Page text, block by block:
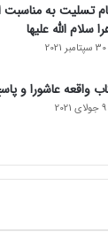
تسلیت به
سلام الله علیها
30 سپتامبر 2021
واقعه عاشورا و
9 جولای 2021